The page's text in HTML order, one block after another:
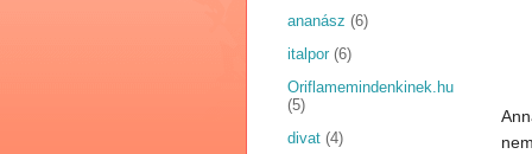
ananász (6)
italpor (6)
Oriflamemindenkinek.hu
(5)
divat (4)